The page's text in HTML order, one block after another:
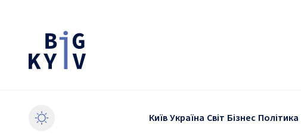
КиївУкраїна Світ Бізнес Політика